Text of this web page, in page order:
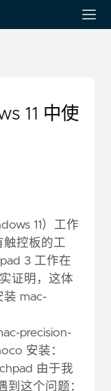
11 中使
11）工作
触控板的工
3 工作在
证明，这体
装 mac-
precision-
安装：
由于我
到这个问题：